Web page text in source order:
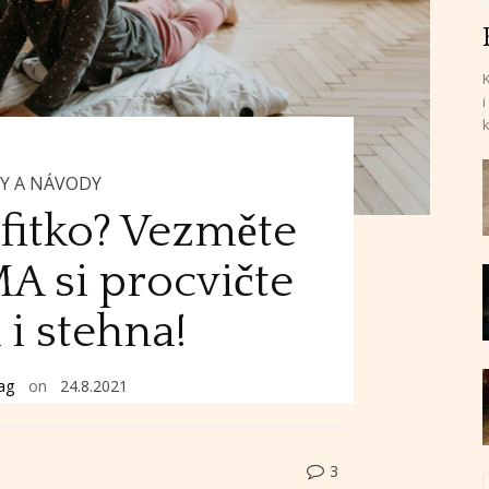
A NÁVODY
Vezměte
si procvičte
stehna!
on 24.8.2021
3